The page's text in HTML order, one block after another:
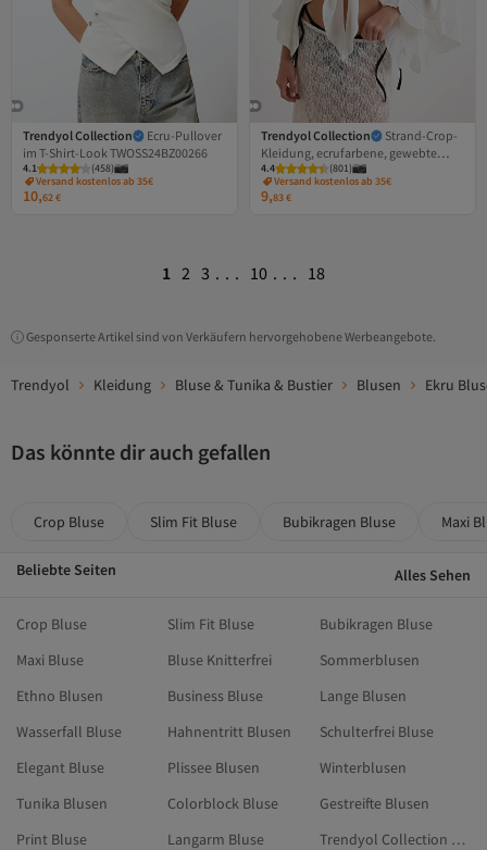
Trendyol Collection
Ecru-Pullover
im T-Shirt-Look TWOSS24BZ00266
4.1 (458)
Versand kostenlos ab 35€
10,62€
Trendyol Collection
Strand-Crop-
Kleidung, ecrufarbene, gewebte
Bluse mit Volants TBESS19BB0095
4.4 (801)
Versand kostenlos ab 35€
9,83€
1 2 3 ... 10 ... 18
Gesponserte Artikel sind von Verkäufern hervorgehobene Werbeangebote.
Trendyol Kleidung Bluse & Tunika & Bustier Blusen Ekru
Das könnte dir auch gefallen
Crop Bluse Slim Fit Bluse Bubikragen Bluse Maxi
Beliebte Seiten Alles Sehen
Crop Bluse Slim Fit Bluse
Bubikragen Bluse
Maxi Bluse
Bluse Knitterfrei
Sommerblusen
Ethno Blusen
Business Bluse
Lange Blusen
Wasserfall Bluse
Hahnentritt Blusen
Schulterfrei Bluse
Elegant Bluse
Plissee Blusen
Winterblusen
Tunika Blusen
Colorblock Bluse
Gestreifte Blusen
Print Bluse
Langarm Bluse
Trendyol Collection Damen Bluse & Tunika & Bustier